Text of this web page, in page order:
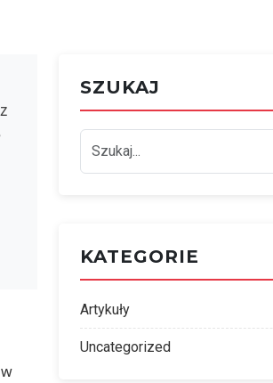
SZUKAJ
KATEGORIE
Artykuły
Uncategorized